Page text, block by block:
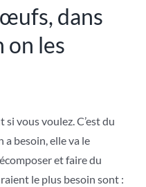
dans
on les
vous voulez. C’est du
a besoin, elle va le
et faire du
le plus besoin sont :